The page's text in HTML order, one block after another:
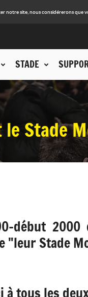
notre site, nous considérerons que
STADE
Stade
début
"leur Stade
à tous les